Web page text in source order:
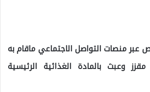
عبر منصات التواصل الاجتماعي ماقام به
وعبث بالمادة الغذائية الرئيسية